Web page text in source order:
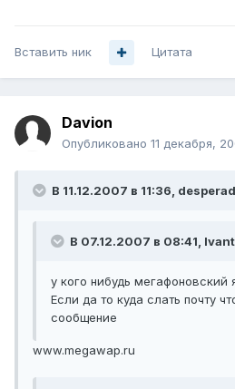
Вставить ник Цитата
Davion
Опубликовано 11 декабря,
В 11.12.2007 в 11:36,
В 07.12.2007 в 08:41,
у кого нибудь мегафоновский
Если да то куда слать почту
сообщение
www.megawap.ru